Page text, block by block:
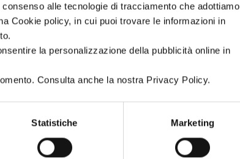
alle tecnologie di tracciamento che adottiamo
Cookie policy, in cui puoi trovare le informazioni in
la personalizzazione della pubblicità online in
Consulta anche la nostra Privacy Policy.
Statistiche Marketing
se puoi ancora iscriverti
PARMA